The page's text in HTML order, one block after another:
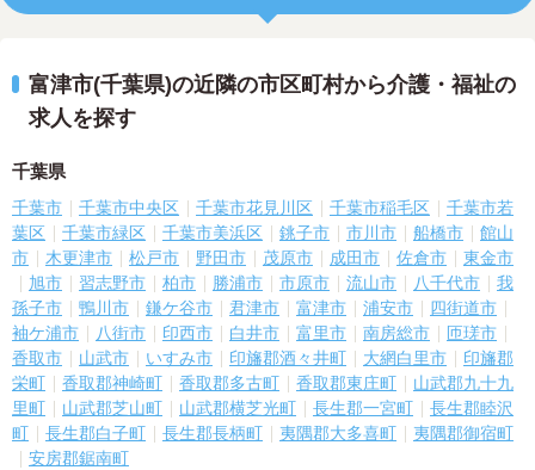
富津市(千葉県)の近隣の市区町村から介護・福祉の
求人を探す
千葉県
千葉市 千葉市中央区 千葉市花見川区 千葉市稲毛区
千葉市若
葉区
千葉市緑区 千葉市美浜区 銚子市 市川市 船橋市
館山
市
木更津市 松戸市 野田市 茂原市 成田市 佐倉市
東金市
旭市
習志野市 柏市 勝浦市 市原市 流山市 八千代市
我
孫子市
鴨川市 鎌ケ谷市 君津市 富津市 浦安市
四街道市
袖ケ浦市
八街市 印西市 白井市 富里市 南房総市
匝瑳市
香取市
山武市 いすみ市 印旛郡酒々井町 大網白里市
印旛郡
栄町
香取郡神崎町 香取郡多古町 香取郡東庄町
山武郡九十九
里町
山武郡芝山町 山武郡横芝光町 長生郡一宮町
長生郡睦沢
町
長生郡白子町 長生郡長柄町 夷隅郡大多喜町
夷隅郡御宿町
安房郡鋸南町